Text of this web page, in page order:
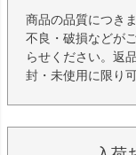
商品の品質につき
不良・破損などが
らせください。返
封・未使用に限り可